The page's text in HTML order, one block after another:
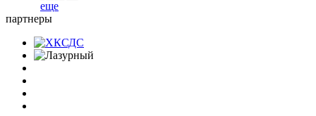
еще
партнеры